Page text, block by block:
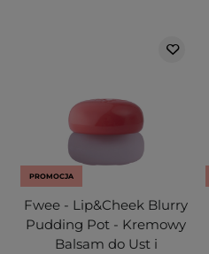
PROMOCJA
Fwee - Lip&Cheek Blurry
Pudding Pot - Kremowy
Balsam do Ust i